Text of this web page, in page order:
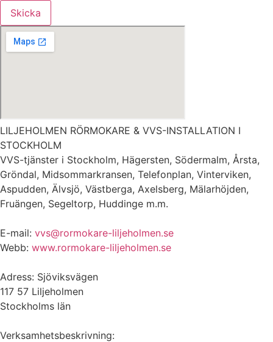
Skicka
LILJEHOLMEN RÖRMOKARE & VVS-INSTALLATION I
STOCKHOLM
VVS-tjänster i Stockholm, Hägersten, Södermalm, Årsta,
Gröndal, Midsommarkransen, Telefonplan, Vinterviken,
Aspudden, Älvsjö, Västberga, Axelsberg, Mälarhöjden,
Fruängen, Segeltorp, Huddinge m.m.
E-mail: vvs@rormokare-liljeholmen.se
Webb: www.rormokare-liljeholmen.se
Adress: Sjöviksvägen
117 57 Liljeholmen
Stockholms län
Verksamhetsbeskrivning: